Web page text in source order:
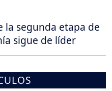
la segunda etapa de
sigue de líder